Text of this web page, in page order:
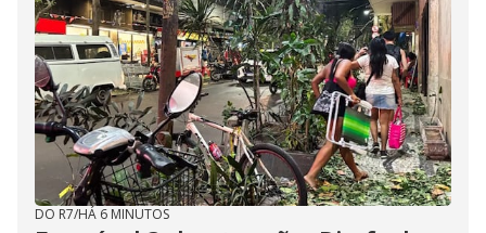
DO R7/HÁ 6 MINUTOS